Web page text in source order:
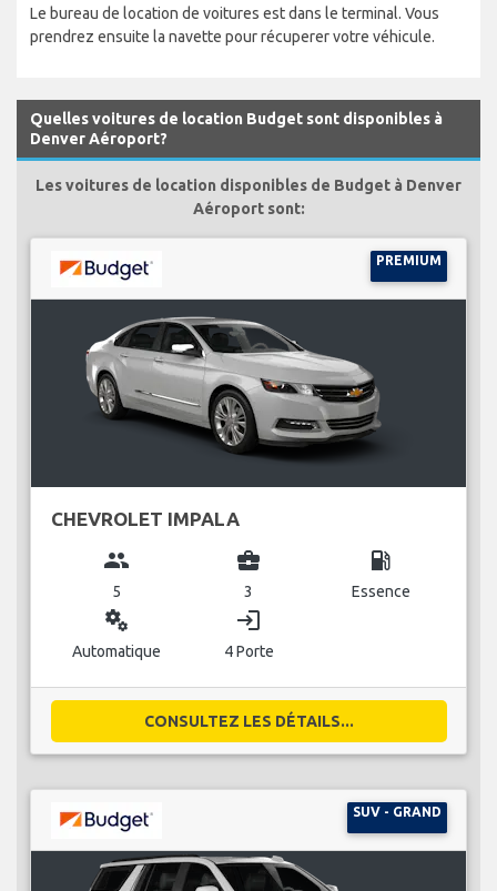
Le bureau de location de voitures est dans le terminal. Vous
prendrez ensuite la navette pour récuperer votre véhicule.
Quelles voitures de location Budget sont disponibles à
Denver Aéroport?
Les voitures de location disponibles de Budget à Denver
Aéroport sont:
PREMIUM
CHEVROLET IMPALA
group
5
business_center
3
local_gas_station
Essence
miscellaneous_services
Automatique
login
4 Porte
CONSULTEZ LES DÉTAILS...
SUV - GRAND